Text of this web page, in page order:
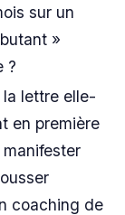
sur un
»
?
lettre elle-
en première
coaching de